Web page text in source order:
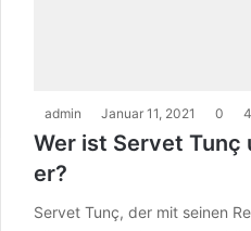
admin Januar 11, 2021 0
Wer ist Servet Tunç
er?
Servet Tunç, der mit seinen